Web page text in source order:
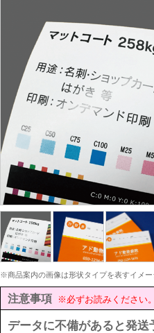
※商品案内の画像は形状タイプを表すイメー
注意事項 ※必ずお読みください。
データに不備があると発送